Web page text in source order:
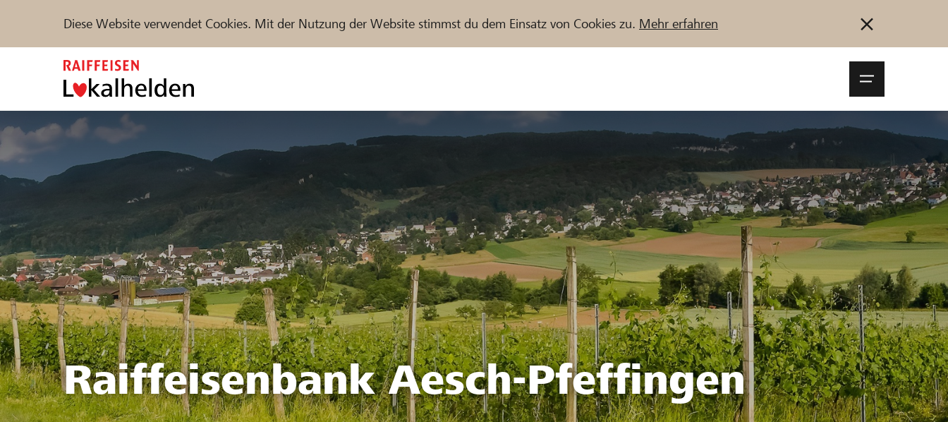
Diese Website verwendet Cookies. Mit der Nutzung der Website stimmst du dem Einsatz von Cookies zu. Mehr erfahren
Unterstützen Partner / Raiffeisenbank Anmelden Registrieren
Projekte und Organisationen finden Jetzt starten
DE FR IT
Raiffeisenbank Aesch-Pfeffingen